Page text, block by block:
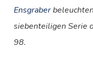
Ensgraber
siebenteiligen Serie
98.